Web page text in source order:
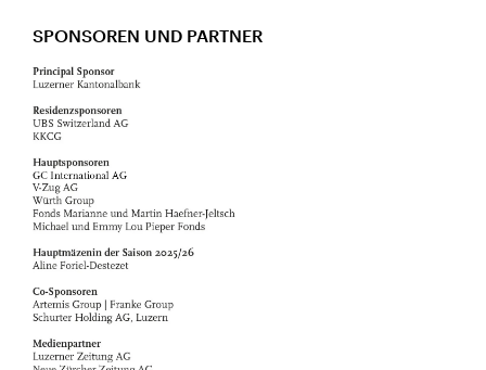
SPONSOREN UND PARTNER